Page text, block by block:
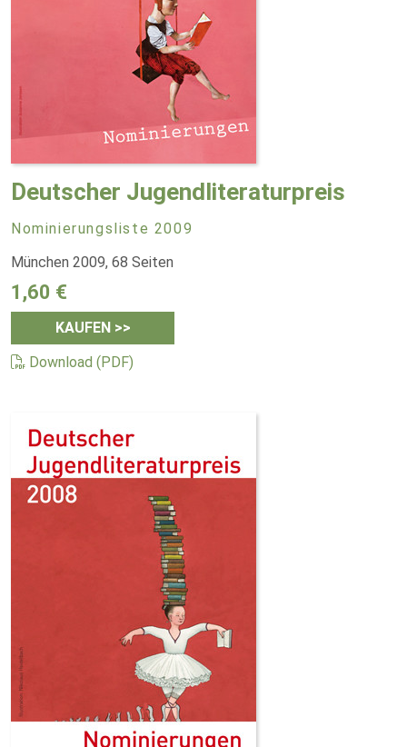
Deutscher Jugendliteraturpreis
Nominierungsliste 2009
München 2009, 68 Seiten
1,60 €
KAUFEN >>
Download (PDF)